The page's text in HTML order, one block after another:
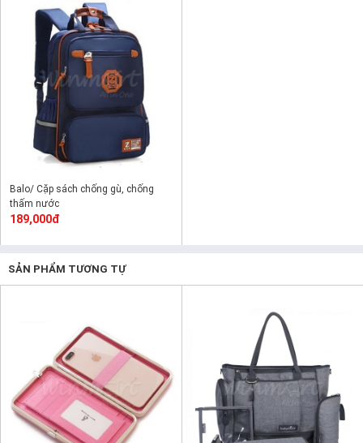
Balo/ Cặp sách chống gù, chống
thấm nước
189,000đ
SẢN PHẨM TƯƠNG TỰ